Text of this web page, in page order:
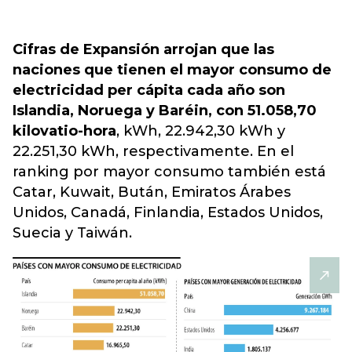
Cifras de Expansión arrojan que las
naciones que tienen el mayor consumo de
electricidad per cápita cada año son
Islandia, Noruega y Baréin, con 51.058,70
kilovatio-hora, kWh, 22.942,30 kWh y
22.251,30 kWh, respectivamente. En el
ranking por mayor consumo también está
Catar, Kuwait, Bután, Emiratos Árabes
Unidos, Canadá, Finlandia, Estados Unidos,
Suecia y Taiwán.